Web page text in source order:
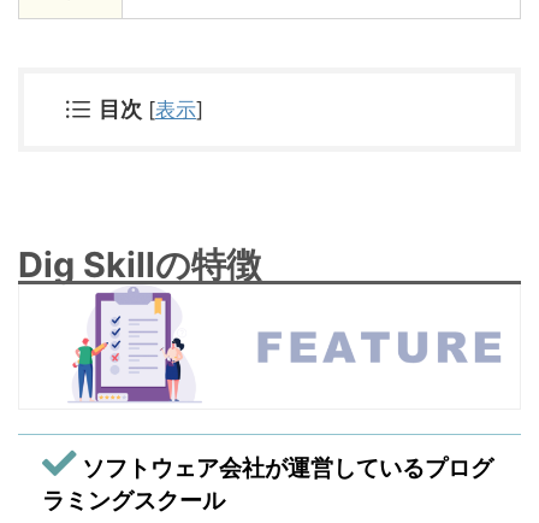
目次 [表示]
Dig Skillの特徴
ソフトウェア会社が運営しているプログ
ラミングスクール